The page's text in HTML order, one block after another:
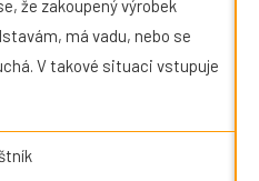
že zakoupený výrobek
má vadu, nebo se
V takové situaci vstupuje